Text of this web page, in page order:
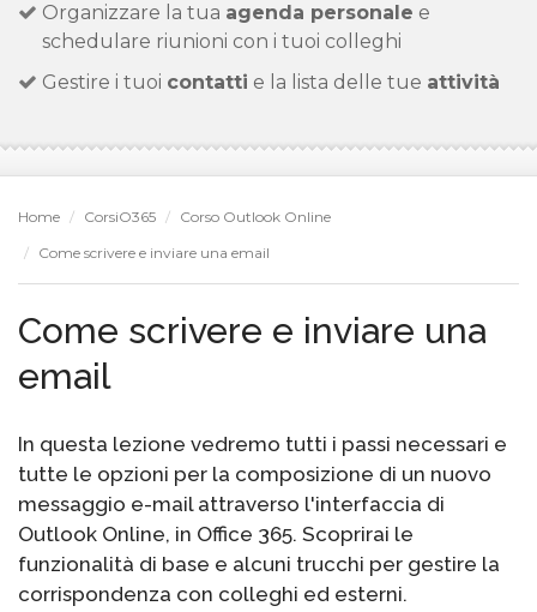
Organizzare la tua agenda personale e
schedulare riunioni con i tuoi colleghi
Gestire i tuoi contatti e la lista delle tue attività
Home CorsiO365
Corso Outlook Online
Come scrivere e inviare una email
Come scrivere e inviare una
email
In questa lezione vedremo tutti i passi necessari e
tutte le opzioni per la composizione di un nuovo
messaggio e-mail attraverso l'interfaccia di
Outlook Online, in Office 365. Scoprirai le
funzionalità di base e alcuni trucchi per gestire la
corrispondenza con colleghi ed esterni.